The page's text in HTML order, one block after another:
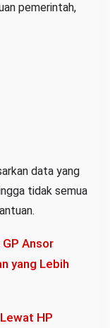
pemerintah,
data yang
tidak semua
Ansor
yang Lebih
HP